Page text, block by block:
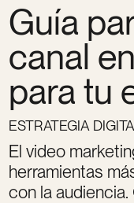
Guía
canal
para tu
ESTRATEGIA
El video
herramientas
con la audiencia.